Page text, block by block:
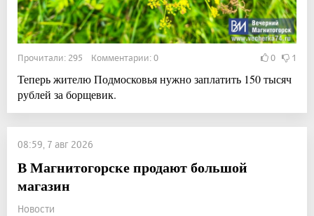
Прочитали: 295 Комментарии: 0 0 1
Теперь жителю Подмосковья нужно заплатить 150 тысяч
рублей за борщевик.
08:59, 7 авг 2026
В Магнитогорске продают большой
магазин
Новости